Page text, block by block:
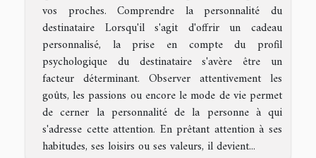
vos proches. Comprendre la personnalité du
destinataire Lorsqu'il s'agit d'offrir un cadeau
personnalisé, la prise en compte du profil
psychologique du destinataire s'avère être un
facteur déterminant. Observer attentivement les
goûts, les passions ou encore le mode de vie permet
de cerner la personnalité de la personne à qui
s'adresse cette attention. En prêtant attention à ses
habitudes, ses loisirs ou ses valeurs, il devient...